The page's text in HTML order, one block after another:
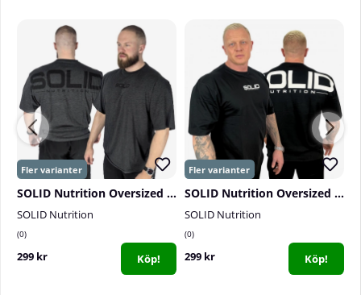
SOLID Nutrition Oversized Tee, dark grey melange
SOLID Nutrition
0
299 kr Köp!
SOLID Nutrition Oversized Tee, black
SOLID Nutrition
0
299 kr Köp!